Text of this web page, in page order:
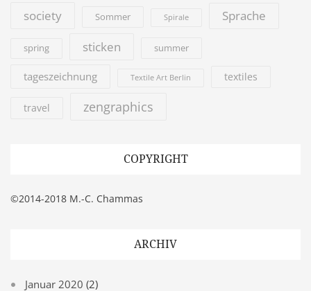
society Sommer Spirale Sprache
spring sticken summer
tageszeichnung Textile Art Berlin textiles
travel zengraphics
COPYRIGHT
©2014-2018 M.-C. Chammas
ARCHIV
Januar 2020 (2)